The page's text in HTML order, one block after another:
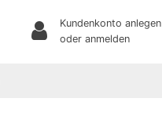
Kundenkonto anlegen
oder anmelden